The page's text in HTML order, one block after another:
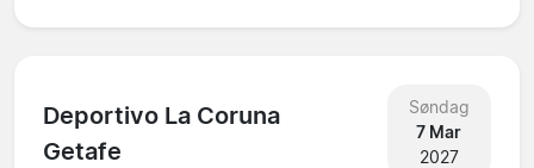
Deportivo La Coruna
Getafe
Søndag
7 Mar
2027